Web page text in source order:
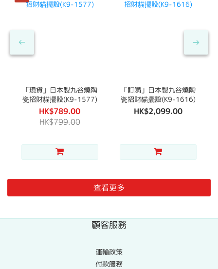
「現貨」日本製九谷燒陶
瓷招財貓擺設(K9-1577)
HK$789.00
HK$799.00
「訂購」日本製九谷燒陶
瓷招財貓擺設(K9-1616)
HK$2,099.00
查看更多
顧客服務
運輸政策
付款服務